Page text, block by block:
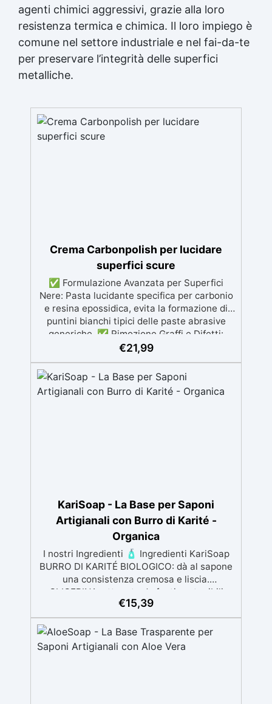
agenti chimici aggressivi, grazie alla loro
resistenza termica e chimica. Il loro impiego è
comune nel settore industriale e nel fai-da-te
per preservare l’integrità delle superfici
metalliche.
Crema Carbonpolish per lucidare
superfici scure
✅ Formulazione Avanzata per Superfici
Nere: Pasta lucidante specifica per carbonio
e resina epossidica, evita la formazione di
puntini bianchi tipici delle paste abrasive
generiche. ✅ Rimozione Graffi e Difetti:
Utilizza Nano Abrasive Particles (NAP) per
superficie liscia e uniforme. ✅ Facile
Applicazione e Pulizia: Applicabile a mano o
con strumenti elettrici, miscibile con acqua e
superfici in carbonio e fibra di carbonio.
€21,99
KariSoap - La Base per Saponi
Artigianali con Burro di Karité -
Organica
I nostri Ingredienti 🧴 Ingredienti KariSoap
BURRO DI KARITÉ BIOLOGICO: dà al sapone
una consistenza cremosa e liscia.
GLICERINA: ottenuta da fonti sostenibili
come l’Olio di Colza, è un umettante, ovvero
trattiene l'umidità. Nel sapone, è ottimo
perché aiuta a trattenere l'umidità vicino alla
pelle, rendendo il sapone idratante.
PROPILENEGLICOLO (PG): usato sia
€15,39